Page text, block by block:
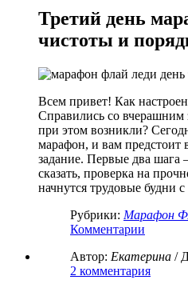
Третий день
чистоты и
Всем привет! Как
Справились со вчерашним
при этом возникли?
марафон, и вам
задание. Первые два шага
сказать, проверка на
начнутся трудовые будни
Рубрики: Марафон
Комментарии
Автор: Екатерина /
2 комментария